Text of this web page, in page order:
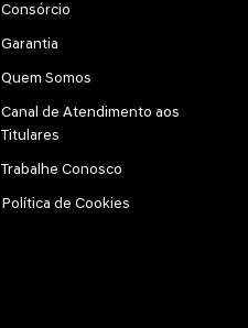
Consórcio
Garantia
Quem Somos
Canal de Atendimento aos
Titulares
Trabalhe Conosco
Política de Cookies